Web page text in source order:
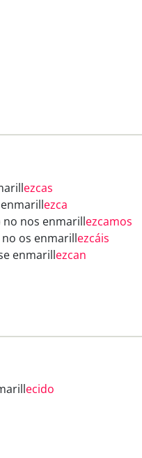
ezcas
ezca
nos enmarillezcamos
os enmarillezcáis
enmarillezcan
ecido